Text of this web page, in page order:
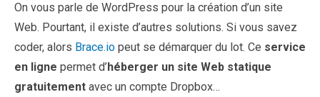
On vous parle de WordPress pour la création d’un site
Web. Pourtant, il existe d’autres solutions. Si vous savez
coder, alors Brace.io peut se démarquer du lot. Ce service
en ligne permet d’héberger un site Web statique
gratuitement avec un compte Dropbox…